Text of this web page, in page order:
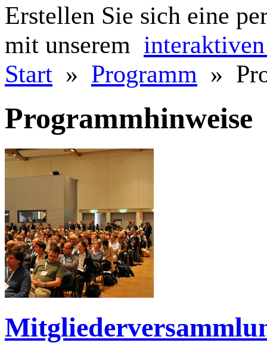
Erstellen Sie sich eine
mit unserem
Start » Programm »
Programmhinweise